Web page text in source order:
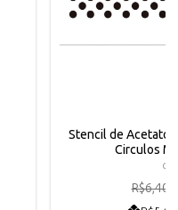
Stencil de Acetato
Circulos
R$6,40